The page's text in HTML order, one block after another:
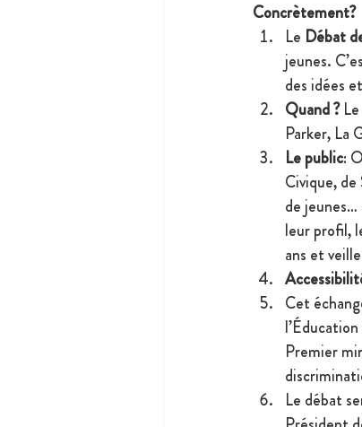
Concrètement?
Le Débat
jeunes.
des idées
Quand ?
Parker, La
Le public:
Civique,
de
leur profil,
ans et
Cet
Premier
Le débat